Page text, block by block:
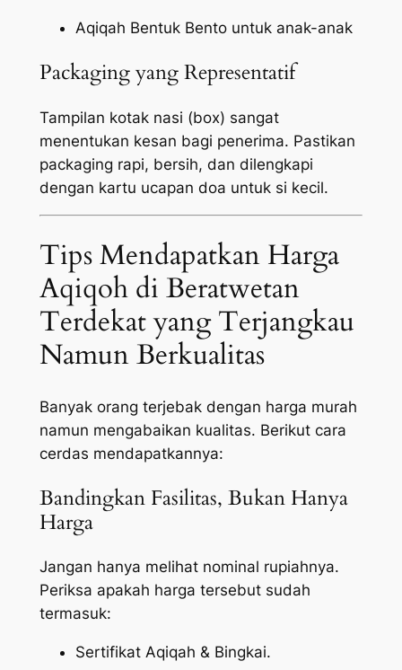
Aqiqah Bentuk Bento untuk anak-anak
Packaging yang Representatif
Tampilan kotak nasi (box) sangat
menentukan kesan bagi penerima. Pastikan
packaging rapi, bersih, dan dilengkapi
dengan kartu ucapan doa untuk si kecil.
Tips Mendapatkan Harga
Aqiqoh di Beratwetan
Terdekat yang Terjangkau
Namun Berkualitas
Banyak orang terjebak dengan harga murah
namun mengabaikan kualitas. Berikut cara
cerdas mendapatkannya:
Bandingkan Fasilitas, Bukan Hanya
Harga
Jangan hanya melihat nominal rupiahnya.
Periksa apakah harga tersebut sudah
termasuk:
Sertifikat Aqiqah & Bingkai.